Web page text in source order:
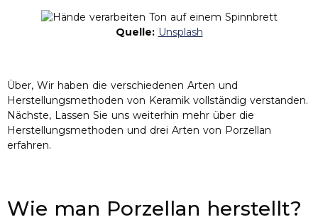
Quelle: Unsplash
Über, Wir haben die verschiedenen Arten und
Herstellungsmethoden von Keramik vollständig verstanden.
Nächste, Lassen Sie uns weiterhin mehr über die
Herstellungsmethoden und drei Arten von Porzellan
erfahren.
Wie man Porzellan herstellt?